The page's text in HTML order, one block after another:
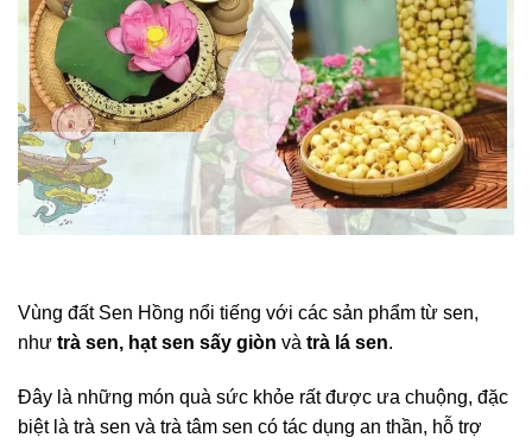
Vùng đất Sen Hồng nổi tiếng với các sản phẩm từ sen,
như trà sen, hạt sen sấy giòn và trà lá sen.
Đây là những món quà sức khỏe rất được ưa chuộng, đặc
biệt là trà sen và trà tâm sen có tác dụng an thần, hỗ trợ